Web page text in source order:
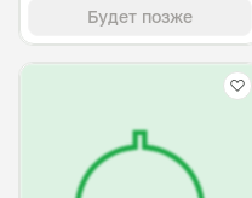
Будет позже